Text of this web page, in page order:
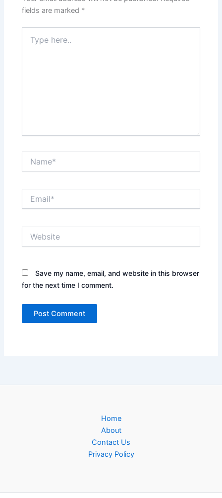
fields are marked *
here..
Save my name, email, and website in this browser
for the next time I comment.
Home
About
Contact Us
Privacy Policy